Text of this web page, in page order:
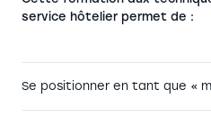
service hôtelier permet de :
Se positionner en tant que «